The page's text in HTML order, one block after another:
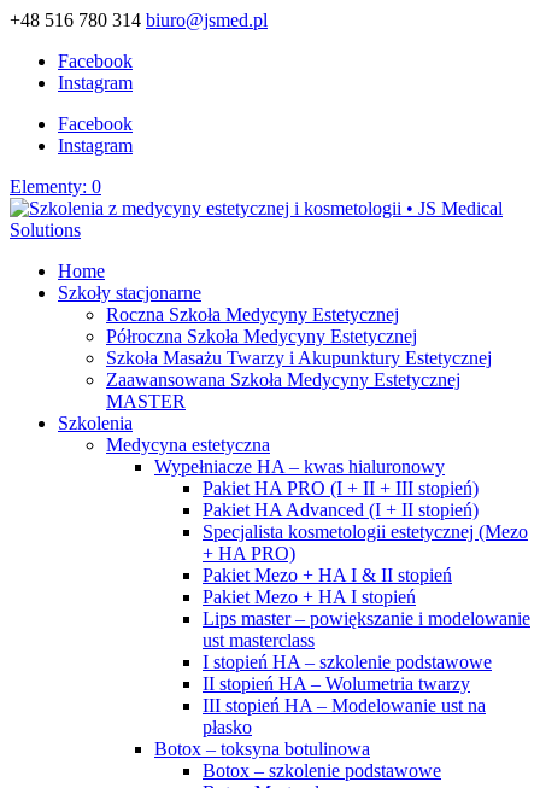
+48 516 780 314 biuro@jsmed.pl
Facebook
Instagram
Facebook
Instagram
Elementy: 0
Home
Szkoły stacjonarne
Roczna Szkoła Medycyny Estetycznej
Półroczna Szkoła Medycyny Estetycznej
Szkoła Masażu Twarzy i Akupunktury Estetycznej
Zaawansowana Szkoła Medycyny Estetycznej
MASTER
Szkolenia
Medycyna estetyczna
Wypełniacze HA – kwas hialuronowy
Pakiet HA PRO (I + II + III stopień)
Pakiet HA Advanced (I + II stopień)
Specjalista kosmetologii estetycznej (Mezo
+ HA PRO)
Pakiet Mezo + HA I & II stopień
Pakiet Mezo + HA I stopień
Lips master – powiększanie i modelowanie
ust masterclass
I stopień HA – szkolenie podstawowe
II stopień HA – Wolumetria twarzy
III stopień HA – Modelowanie ust na
płasko
Botox – toksyna botulinowa
Botox – szkolenie podstawowe